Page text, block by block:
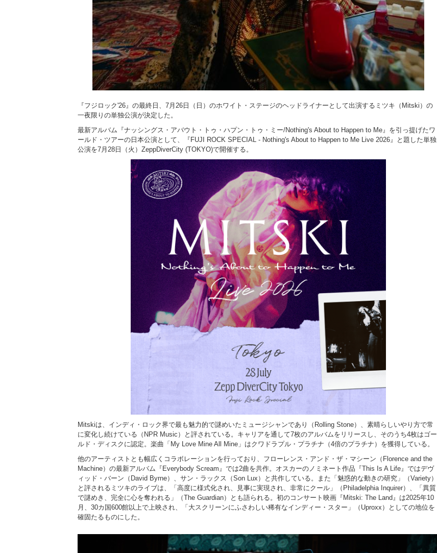
『フジロック'26』の最終日、7月26日（日）のホワイト・ステージのヘッドライナーとして出演するミツキ（Mitski）の
一夜限りの単独公演が決定した。
最新アルバム『ナッシングス・アバウト・トゥ・ハプン・トゥ・ミー/Nothing's About to Happen to Me』を引っ提げたワ
ールド・ツアーの日本公演として、『FUJI ROCK SPECIAL - Nothing's About to Happen to Me Live 2026』と題した単独
公演を7月28日（火）ZeppDiverCity (TOKYO)で開催する。
Mitskiは、インディ・ロック界で最も魅力的で謎めいたミュージシャンであり（Rolling Stone）、素晴らしいやり方で常
に変化し続けている（NPR Music）と評されている。キャリアを通して7枚のアルバムをリリースし、そのうち4枚はゴー
ルド・ディスクに認定。楽曲「My Love Mine All Mine」はクワドラプル・プラチナ（4倍のプラチナ）を獲得している。
他のアーティストとも幅広くコラボレーションを行っており、フローレンス・アンド・ザ・マシーン（Florence and the
Machine）の最新アルバム『Everybody Scream』では2曲を共作。オスカーのノミネート作品『This Is A Life』ではデヴ
ィッド・バーン（David Byrne）、サン・ラックス（Son Lux）と共作している。また「魅惑的な動きの研究」（Variety）
と評されるミツキのライブは、「高度に様式化され、見事に実現され、非常にクール」（Philadelphia Inquirer）、「異質
で謎めき、完全に心を奪われる」（The Guardian）とも語られる。初のコンサート映画『Mitski: The Land』は2025年10
月、30カ国600館以上で上映され、「大スクリーンにふさわしい稀有なインディー・スター」（Uproxx）としての地位を
確固たるものにした。